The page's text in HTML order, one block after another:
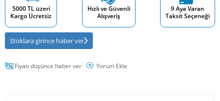
5000 TL üzeri
Kargo Ücretsiz
Hızlı ve Güvenli
Alışveriş
9 Aya Varan
Taksit Seçeneği
Stoklara girince haber ver
Fiyatı düşünce haber ver Yorum Ekle